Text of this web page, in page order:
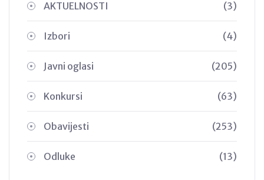
AKTUELNOSTI (3)
Izbori (4)
Javni oglasi (205)
Konkursi (63)
Obavijesti (253)
Odluke (13)